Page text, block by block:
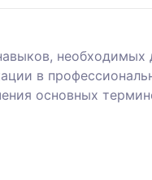
необходимых
в
основных